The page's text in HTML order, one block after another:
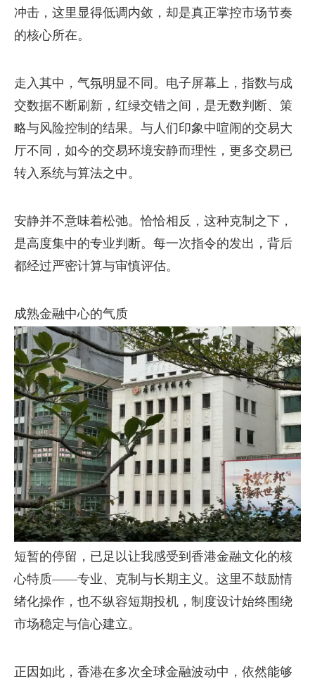
冲击，这里显得低调内敛，却是真正掌控市场节奏
的核心所在。
走入其中，气氛明显不同。电子屏幕上，指数与成
交数据不断刷新，红绿交错之间，是无数判断、策
略与风险控制的结果。与人们印象中喧闹的交易大
厅不同，如今的交易环境安静而理性，更多交易已
转入系统与算法之中。
安静并不意味着松弛。恰恰相反，这种克制之下，
是高度集中的专业判断。每一次指令的发出，背后
都经过严密计算与审慎评估。
成熟金融中心的气质
短暂的停留，已足以让我感受到香港金融文化的核
心特质——专业、克制与长期主义。这里不鼓励情
绪化操作，也不纵容短期投机，制度设计始终围绕
市场稳定与信心建立。
正因如此，香港在多次全球金融波动中，依然能够